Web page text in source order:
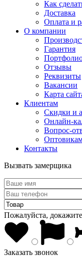
Как
Доставка
Оплата и
О компании
Гарантия
Отзывы
Реквизиты
Вакансии
Карта
Клиентам
Скидки и
Онлайн-
Вопрос-
Контакты
Вызвать замерщика
Пожалуйста,
Заказать звонок